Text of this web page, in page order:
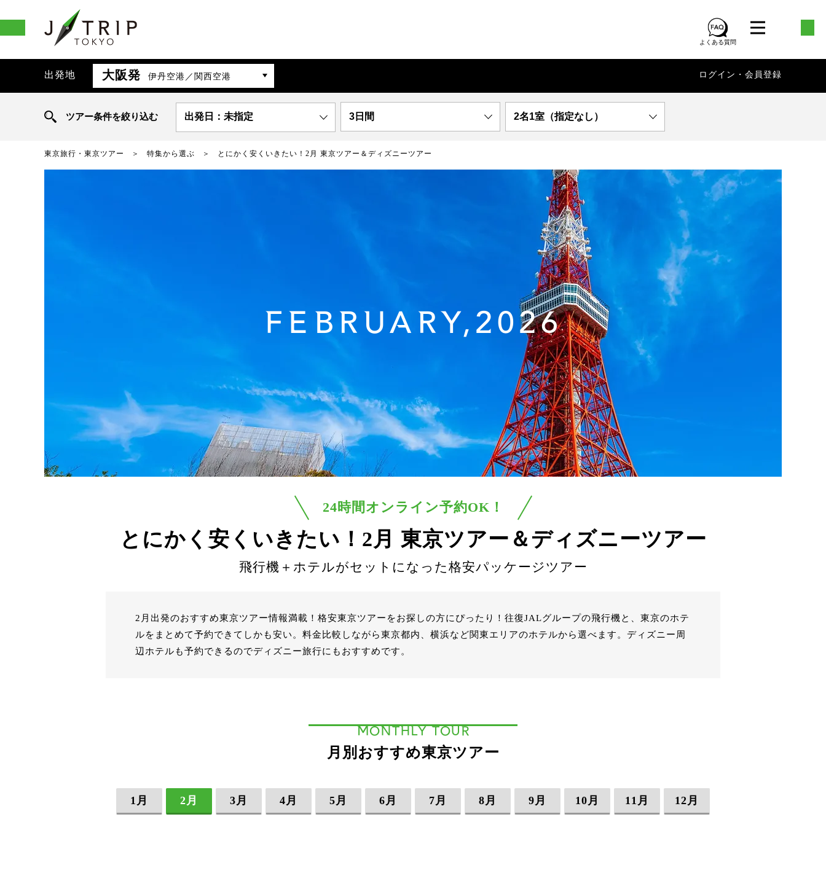
よくある質問
出発地 大阪発 伊丹空港／関西空港 ログイン・会員登録
ツアー条件を絞り込む 出発日：未指定 3日間 2名1室（指定なし）
東京旅行・東京ツアー 特集から選ぶ とにかく安くいきたい！2月 東京ツアー＆ディズニーツアー
FEBRUARY,2026
24時間オンライン予約OK！
とにかく安くいきたい！2月 東京ツアー＆ディズニーツアー
飛行機＋ホテルがセットになった格安パッケージツアー
2月出発のおすすめ東京ツアー情報満載！格安東京ツアーをお探しの方にぴったり！往復JALグループの飛行機と、東京のホテ
ルをまとめて予約できてしかも安い。料金比較しながら東京都内、横浜など関東エリアのホテルから選べます。ディズニー周
辺ホテルも予約できるのでディズニー旅行にもおすすめです。
MONTHLY TOUR
月別おすすめ東京ツアー
1月 2月 3月 4月 5月 6月 7月 8月 9月 10月 11月 12月